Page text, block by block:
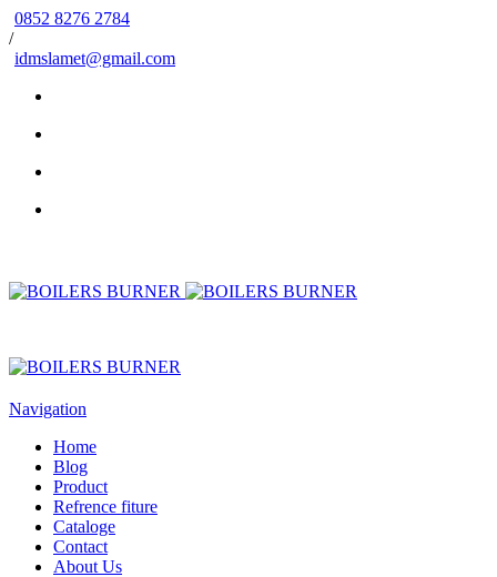
0852 8276 2784
/
idmslamet@gmail.com
Navigation
Home
Blog
Product
Refrence fiture
Cataloge
Contact
About Us